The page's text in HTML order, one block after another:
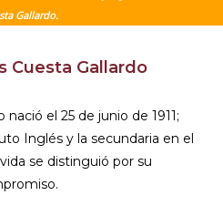
Gallardo.
Cuesta Gallardo
nació el 25 de junio de 1911;
Inglés y la secundaria en el
se distinguió por su